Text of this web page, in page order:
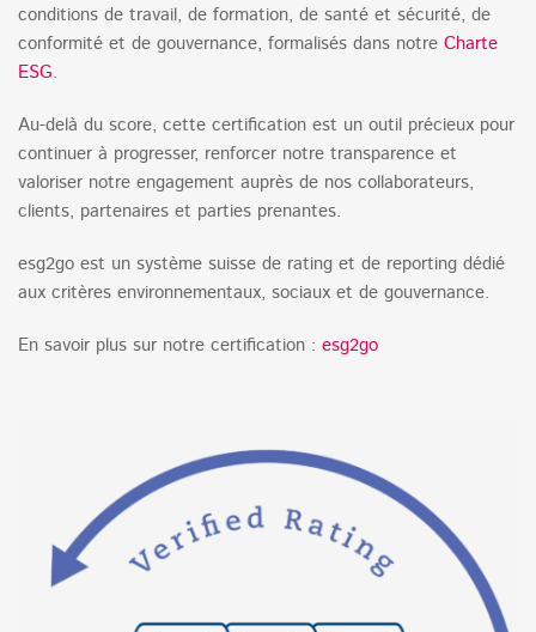
conditions de travail, de formation, de santé et sécurité, de
conformité et de gouvernance, formalisés dans notre Charte
ESG.
Au-delà du score, cette certification est un outil précieux pour
continuer à progresser, renforcer notre transparence et
valoriser notre engagement auprès de nos collaborateurs,
clients, partenaires et parties prenantes.
esg2go est un système suisse de rating et de reporting dédié
aux critères environnementaux, sociaux et de gouvernance.
En savoir plus sur notre certification : esg2go